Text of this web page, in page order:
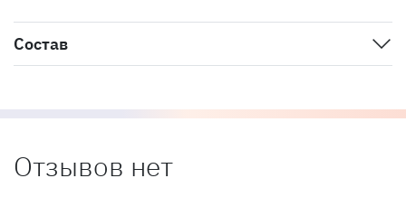
Состав
Отзывов нет